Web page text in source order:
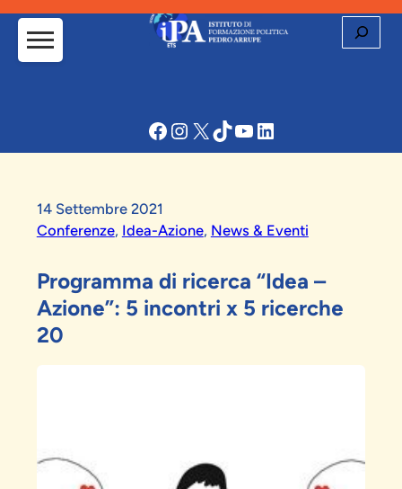
Cerca
Facebook
Instagram
X TikTok
YouTube
LinkedIn
14 Settembre 2021
Conferenze, Idea-Azione, News & Eventi
Programma di ricerca “Idea –
Azione”: 5 incontri x 5 ricerche
20